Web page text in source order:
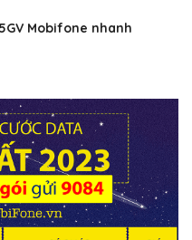
Mobifone nhanh